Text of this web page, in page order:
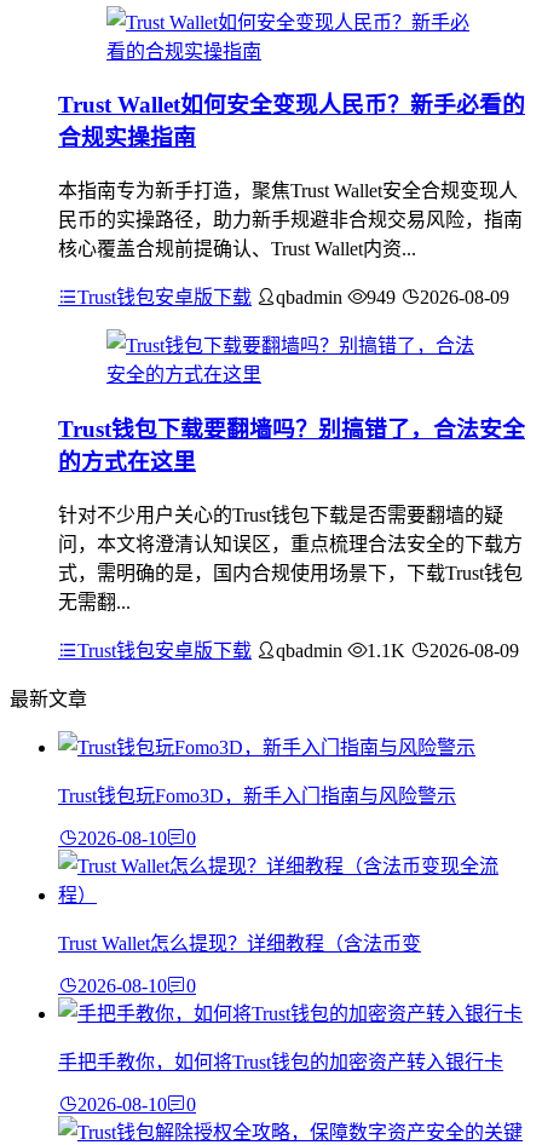
Trust Wallet如何安全变现人民币？新手必看的
合规实操指南
本指南专为新手打造，聚焦Trust Wallet安全合规变现人
民币的实操路径，助力新手规避非合规交易风险，指南
核心覆盖合规前提确认、Trust Wallet内资...
Trust钱包安卓版下载 qbadmin 949 2026-08-09
Trust钱包下载要翻墙吗？别搞错了，合法安全
的方式在这里
针对不少用户关心的Trust钱包下载是否需要翻墙的疑
问，本文将澄清认知误区，重点梳理合法安全的下载方
式，需明确的是，国内合规使用场景下，下载Trust钱包
无需翻...
Trust钱包安卓版下载 qbadmin 1.1K 2026-08-09
最新文章
Trust钱包玩Fomo3D，新手入门指南与风险警示
2026-08-10 0
Trust Wallet怎么提现？详细教程（含法币变
2026-08-10 0
手把手教你，如何将Trust钱包的加密资产转入银行卡
2026-08-10 0